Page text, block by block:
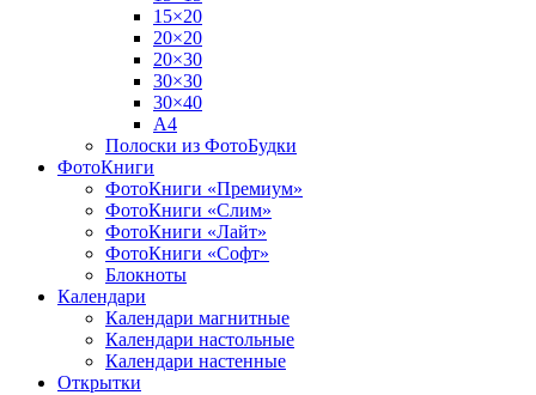
15×20
20×20
20×30
30×30
30×40
A4
Полоски из ФотоБудки
ФотоКниги
ФотоКниги «Премиум»
ФотоКниги «Слим»
ФотоКниги «Лайт»
ФотоКниги «Софт»
Блокноты
Календари
Календари магнитные
Календари настольные
Календари настенные
Открытки